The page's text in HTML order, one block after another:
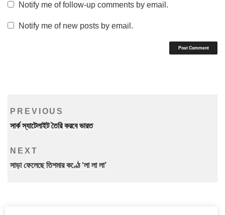
Notify me of follow-up comments by email.
Notify me of new posts by email.
Post
navigation
Previous
Post
PREVIOUS
সার্ক স্যাটেলাইট তৈরি করবে ভারত
Next
Post
NEXT
সাড়া ফেলেছে তিশমার কণ্ঠে ‘লা লা লা’